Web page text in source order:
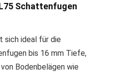
Schattenfugen
sich ideal für die
bis 16 mm Tiefe,
Bodenbelägen wie